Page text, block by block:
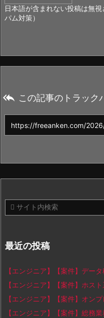
日本語が含まれない投稿は無
パム対策）
 この記事のトラック
最近の投稿
【エンジニア】【案件】デー
【エンジニア】【案件】ホス
【エンジニア】【案件】オン
【エンジニア】【案件】総務